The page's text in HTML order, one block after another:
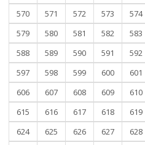
570
571 572 573 574
579
580 581 582 583
588
589 590 591 592
597
598 599 600 601
606
607 608 609 610
615
616 617 618 619
624
625 626 627 628